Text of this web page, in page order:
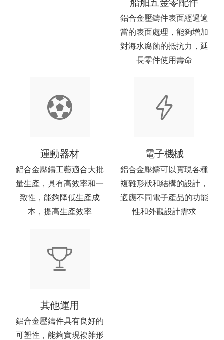
鋁合金壓鑄件表面經過適
當的表面處理，能夠增加
對海水腐蝕的抵抗力，延
長零件使用壽命
運動器材
鋁合金壓鑄工藝適合大批
量生產，具有高效率和一
致性，能夠降低生產成
本，提高生產效率
電子機械
鋁合金壓鑄可以實現各種
複雜形狀和結構的設計，
適應不同電子產品的功能
性和外觀設計需求
其他運用
鋁合金壓鑄件具有良好的
可塑性，能夠實現複雜形